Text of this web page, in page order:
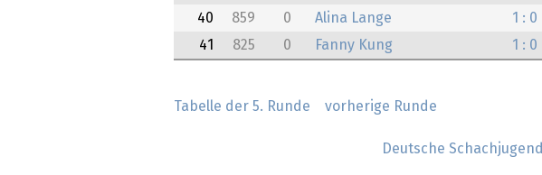
40
859 0 Alina Lange 1 : 0
41
825 0 Fanny Kung 1 : 0
Tabelle der 5. Runde vorherige Runde
Deutsche Schachjugend